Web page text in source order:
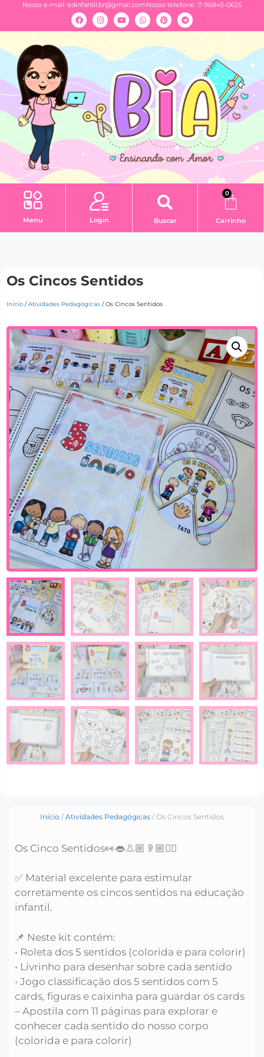
Nosso e-mail: edinfantil.br@gmail.comNosso telefone: 11 96845-0625
Menu Login Buscar
0
Carrinho
Os Cincos Sentidos
Início /Atividades Pedagógicas / Os Cincos Sentidos
Início / Atividades Pedagógicas / Os Cincos Sentidos
Os Cinco Sentidos👀👄👃🏼👂🏼✋🏼
✅ Material excelente para estimular
corretamente os cincos sentidos na educação
infantil.
📌 Neste kit contém:
• Roleta dos 5 sentidos (colorida e para colorir)
• Livrinho para desenhar sobre cada sentido
• Jogo classificação dos 5 sentidos com 5
cards, figuras e caixinha para guardar os cards
– Apostila com 11 páginas para explorar e
conhecer cada sentido do nosso corpo
(colorida e para colorir)